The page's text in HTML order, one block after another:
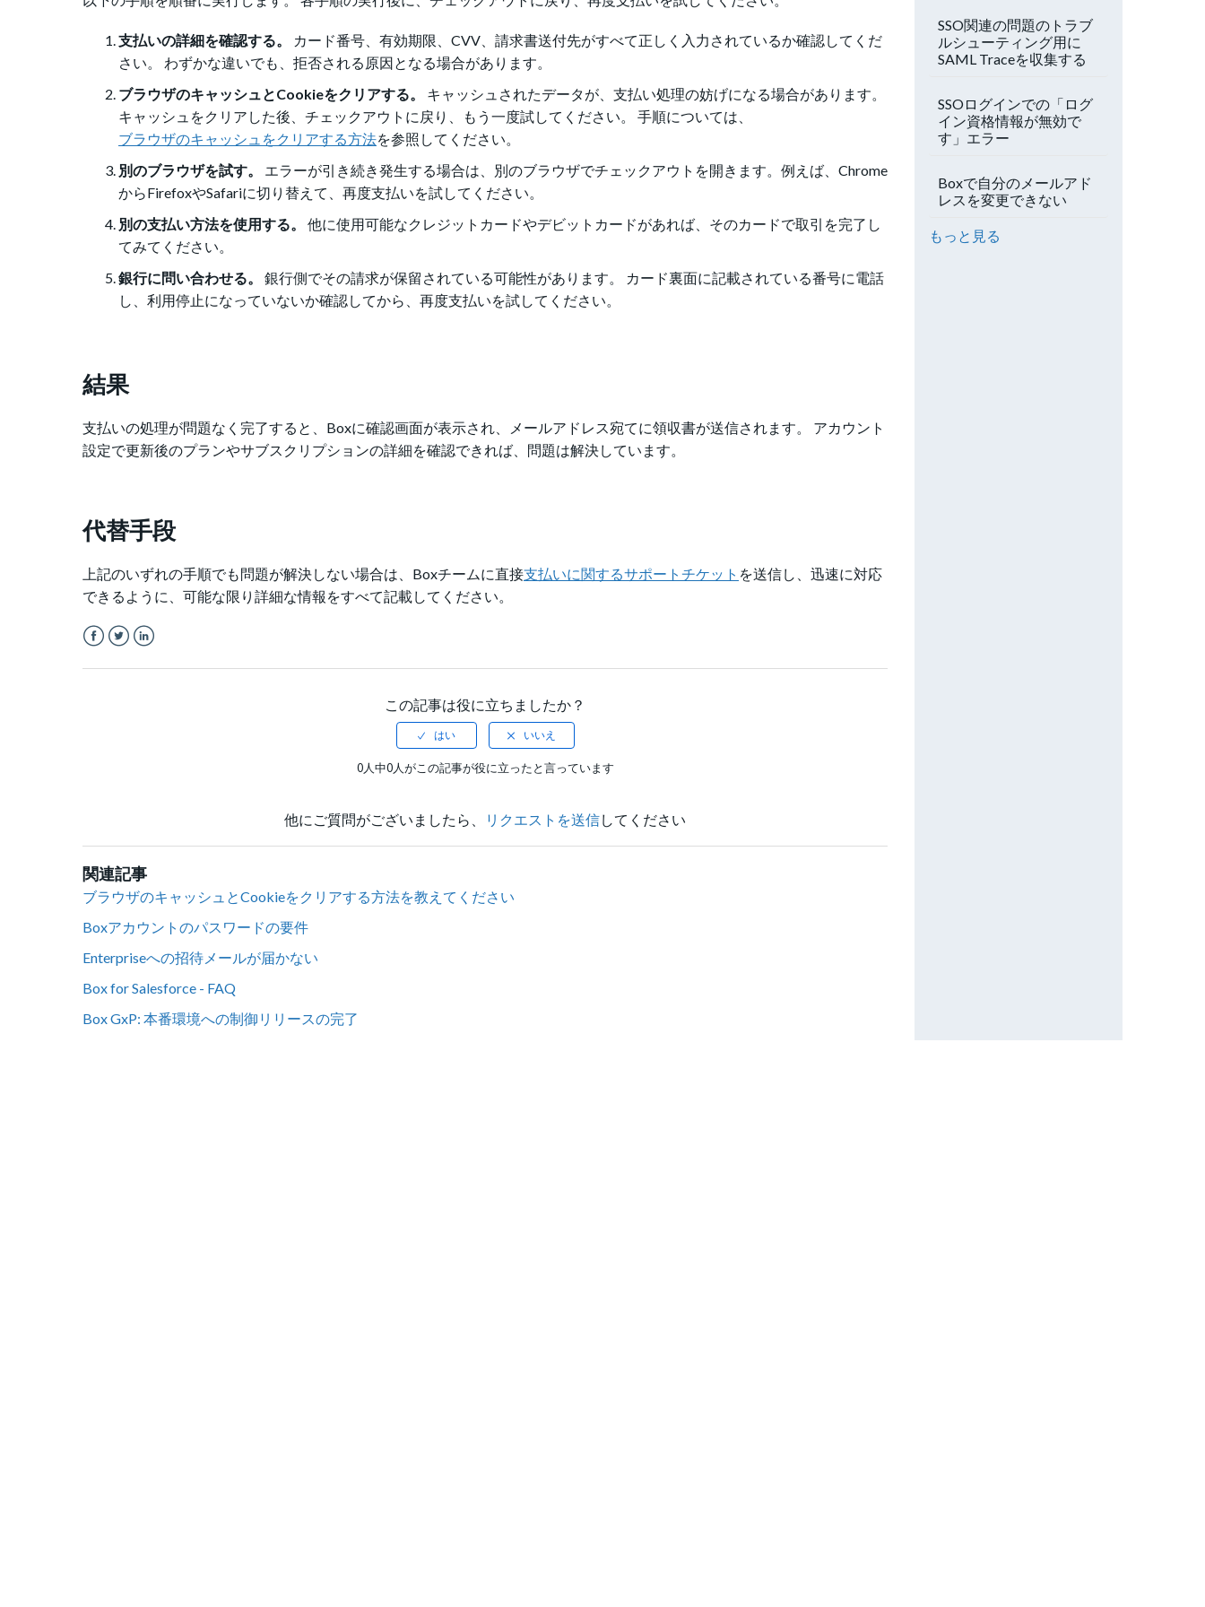
支払いの詳細を確認する。
カード番号、有効期限、CVV、請求書送付先がすべて正しく入力されているか確認してくだ
さい。 わずかな違いでも、拒否される原因となる場合があります。
ブラウザのキャッシュとCookieをクリアする。
キャッシュされたデータが、支払い処理の妨げになる場合があります。
キャッシュをクリアした後、チェックアウトに戻り、もう一度試してください。 手順については、
ブラウザのキャッシュをクリアする方法を参照してください。
別のブラウザを試す。
エラーが引き続き発生する場合は、別のブラウザでチェックアウトを開きます。例えば、Chrome
からFirefoxやSafariに切り替えて、再度支払いを試してください。
別の支払い方法を使用する。
他に使用可能なクレジットカードやデビットカードがあれば、そのカードで取引を完了し
てみてください。
銀行に問い合わせる。
銀行側でその請求が保留されている可能性があります。 カード裏面に記載されている番号に電話
し、利用停止になっていないか確認してから、再度支払いを試してください。
結果
支払いの処理が問題なく完了すると、Boxに確認画面が表示され、メールアドレス宛てに領収書が送信されます。 アカウント
設定で更新後のプランやサブスクリプションの詳細を確認できれば、問題は解決しています。
代替手段
上記のいずれの手順でも問題が解決しない場合は、Boxチームに直接支払いに関するサポートチケット を送信し、迅速に対応
できるように、可能な限り詳細な情報をすべて記載してください。
この記事は役に立ちましたか？
0人中0人がこの記事が役に立ったと言っています
他にご質問がございましたら、 リクエストを送信してください
関連記事
ブラウザのキャッシュとCookieをクリアする方法を教えてください
Boxアカウントのパスワードの要件
Enterpriseへの招待メールが届かない
Box for Salesforce - FAQ
Box GxP: 本番環境への制御リリースの完了
SSO関連の問題のトラブ
ルシューティング用に
SAML Traceを収集する
SSOログインでの「ログ
イン資格情報が無効で
す」エラー
Boxで自分のメールアド
レスを変更できない
もっと見る